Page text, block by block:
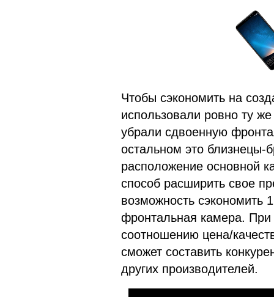
Чтобы сэкономить на
использовали ровно ту
убрали сдвоенную
остальном это близнецы-
расположение основной
способ расширить свое
возможность сэкономить
фронтальная камера.
соотношению цена/
сможет составить
других производителей.